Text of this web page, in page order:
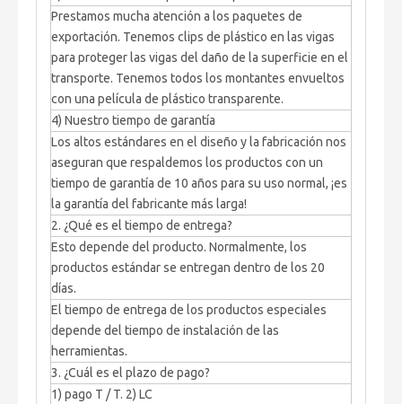
Prestamos mucha atención a los paquetes de
exportación. Tenemos clips de plástico en las vigas
para proteger las vigas del daño de la superficie en el
transporte. Tenemos todos los montantes envueltos
con una película de plástico transparente.
4) Nuestro tiempo de garantía
Los altos estándares en el diseño y la fabricación nos
aseguran que respaldemos los productos con un
tiempo de garantía de 10 años para su uso normal, ¡es
la garantía del fabricante más larga!
2. ¿Qué es el tiempo de entrega?
Esto depende del producto. Normalmente, los
productos estándar se entregan dentro de los 20
días.
El tiempo de entrega de los productos especiales
depende del tiempo de instalación de las
herramientas.
3. ¿Cuál es el plazo de pago?
1) pago T / T. 2) LC